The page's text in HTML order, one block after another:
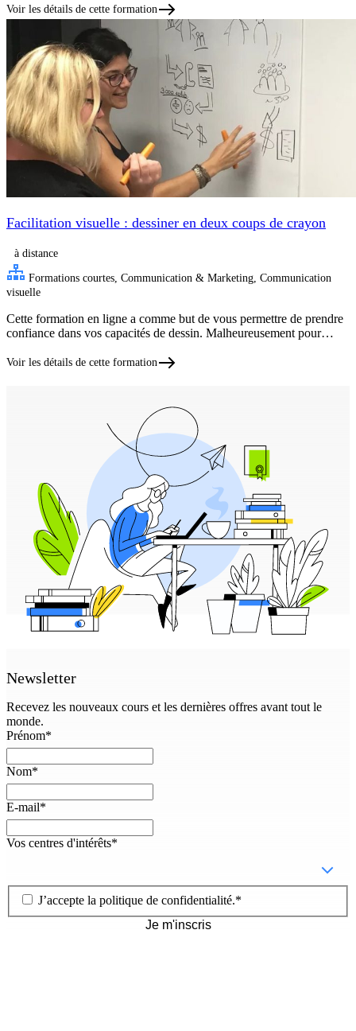
Voir les détails de cette formation
Facilitation visuelle : dessiner en deux coups de crayon
à distance
Formations courtes, Communication & Marketing, Communication
visuelle
Cette formation en ligne a comme but de vous permettre de prendre
confiance dans vos capacités de dessin. Malheureusement pour…
Voir les détails de cette formation
Newsletter
Recevez les nouveaux cours et les dernières offres avant tout le
monde.
Prénom*
Nom*
E-mail*
Vos centres d'intérêts*
J’accepte la politique de confidentialité.*
Je m'inscris